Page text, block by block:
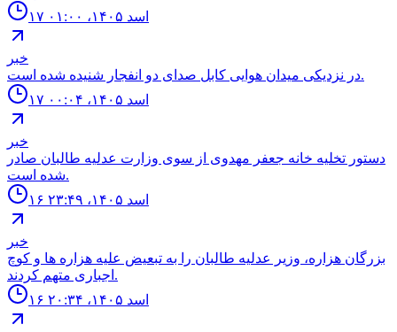
۱۷ اسد ۱۴۰۵، ۰۱:۰۰
خبر
در نزدیکی میدان هوایی کابل صدای دو انفجار شنیده شده است.
۱۷ اسد ۱۴۰۵، ۰۰:۰۴
خبر
دستور تخليه خانه جعفر مهدوى از سوى وزارت عدليه طالبان صادر
شده است.
۱۶ اسد ۱۴۰۵، ۲۳:۴۹
خبر
بزرگان هزاره، وزير عدليه طالبان را به تبعيض عليه هزاره ها و كوچ
اجبارى متهم كردند.
۱۶ اسد ۱۴۰۵، ۲۰:۳۴